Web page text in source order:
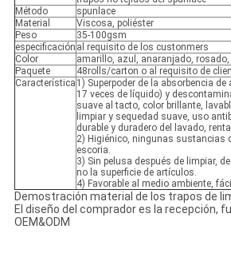
Método
spunlace
Material
Viscosa, poliéster
Peso
35-100gsm
especificación al requisito de los custonmers
Color
amarillo, azul, anaranjado, rosado,
Paquete
48rolls/carton o al requisito de
Característica 1) Superpoder de la absorbencia
17 veces de líquido) y
suave al tacto, color brillante,
limpiar y sequedad suave, uso
durable y duradero del lavado,
2) Higiénico, ningunas sustancias
escoria.
3) Sin pelusa después de limpiar,
no la superficie de artículos.
4) Favorable al medio ambiente,
Demostración material de los trapos de
El diseño del comprador es la recepción,
OEM&ODM